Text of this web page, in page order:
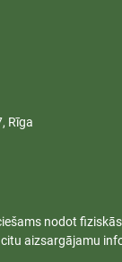
Rīga
nodot
aizsargājamu